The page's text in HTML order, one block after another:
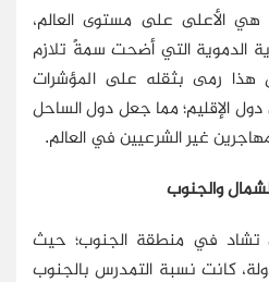
هي الأعلى على مستوى العالم،
الدموية التي أضحت سمةً تلازم
هذا رمى بثقله على المؤشرات
دول الإقليم؛ مما جعل دول الساحل
غير الشرعيين في العالم.
والجنوب
تشاد في منطقة الجنوب؛ حيث
الدولة، كانت نسبة التمدرس بالجنوب